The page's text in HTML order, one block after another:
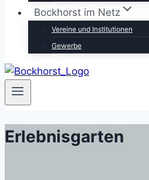
Bockhorst im Netz
Vereine und Institutionen
Gewerbe
Erlebnisgarten